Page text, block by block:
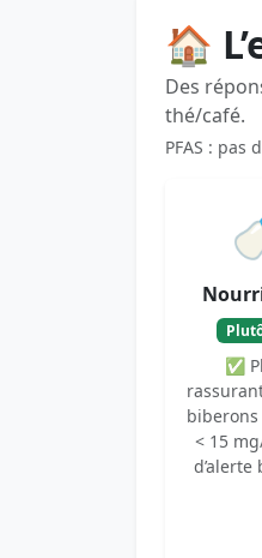
🏠
Des
thé/café.
PFAS : pas
✅
< 15
d’alerte